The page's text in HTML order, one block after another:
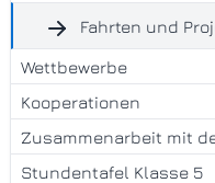
Fahrten und
Wettbewerbe
Kooperationen
Zusammenarbeit mit
Stundentafel Klasse 5